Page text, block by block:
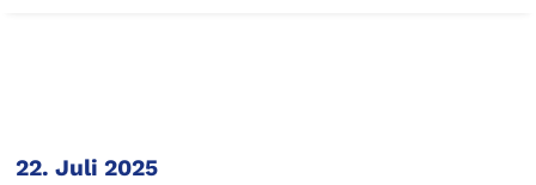
22. Juli 2025